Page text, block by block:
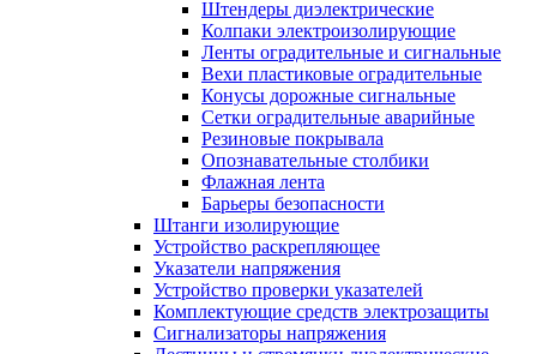
Штендеры диэлектрические
Колпаки электроизолирующие
Ленты оградительные и сигнальные
Вехи пластиковые оградительные
Конусы дорожные сигнальные
Сетки оградительные аварийные
Резиновые покрывала
Опознавательные столбики
Флажная лента
Барьеры безопасности
Штанги изолирующие
Устройство раскрепляющее
Указатели напряжения
Устройство проверки указателей
Комплектующие средств электрозащиты
Сигнализаторы напряжения